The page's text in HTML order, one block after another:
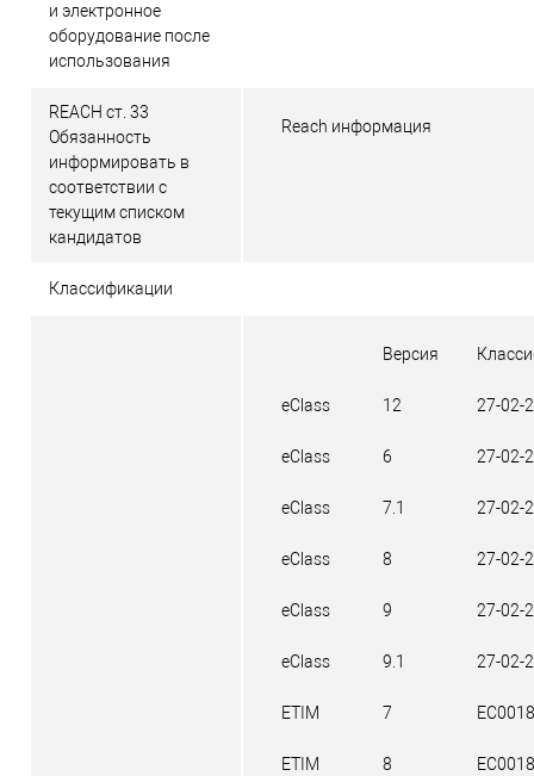
и электронное
оборудование после
использования
REACH ст. 33
Обязанность
информировать в
соответствии с
текущим списком
кандидатов
Reach информация
Классификации
Версия
eClass 12 27-02-
eClass 6 27-02-
eClass 7.1 27-02-
eClass 8 27-02-
eClass 9 27-02-
eClass 9.1 27-02-
ETIM 7
ETIM 8